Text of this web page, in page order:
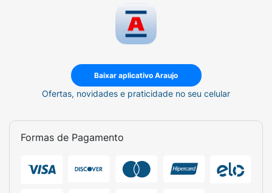
Baixar aplicativo Araujo
Ofertas, novidades e praticidade no seu celular
Formas de Pagamento